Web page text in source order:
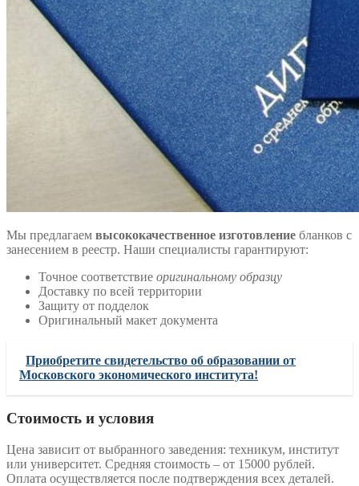
Мы предлагаем высококачественное изготовление бланков с
занесением в реестр. Наши специалисты гарантируют:
Точное соответствие оригинальному образцу
Доставку по всей территории
Защиту от подделок
Оригинальный макет документа
Приобретите свидетельство об образовании от
Московского экономического института!
Стоимость и условия
Цена зависит от выбранного заведения: техникум, институт
или университет. Средняя стоимость – от 15000 рублей.
Оплата осуществляется после подтверждения всех деталей.